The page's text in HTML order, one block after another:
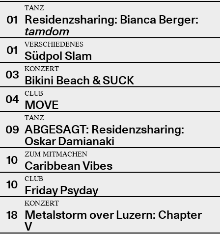
01
TANZ
Residenzsharing: Bianca Berger:
tamdom
01
VERSCHIEDENES
Südpol Slam
03
KONZERT
Bikini Beach & SUCK
04
CLUB
MOVE
09
TANZ
ABGESAGT: Residenzsharing:
Oskar Damianaki
10
ZUM MITMACHEN
Caribbean Vibes
10
CLUB
Friday Psyday
18
KONZERT
Metalstorm over Luzern: Chapter
V